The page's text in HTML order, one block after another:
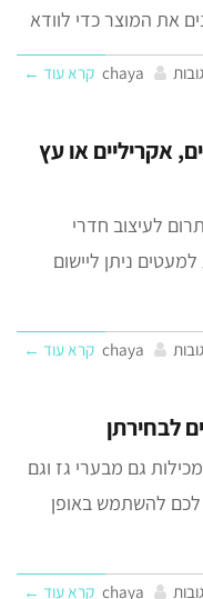
את המוצר כדי לוודא
chaya קרא עוד ←
אקריליים או עץ
לעיצוב חדרי
ניתן ליישום
chaya קרא עוד ←
לבחירתן
גם מבערי גז וגם
להשתמש באופן
chaya קרא עוד ←